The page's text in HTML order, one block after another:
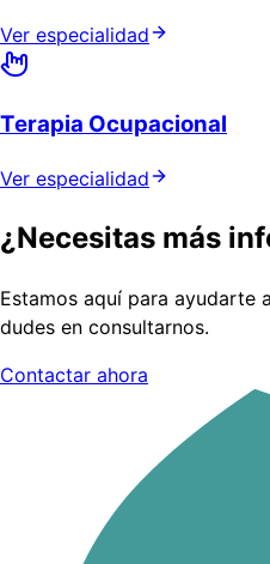
Ver especialidad
Terapia Ocupacional
Ver especialidad
¿Necesitas más
Estamos aquí para ayudarte
dudes en consultarnos.
Contactar ahora